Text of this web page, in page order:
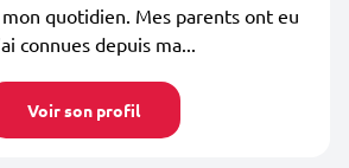
quotidien. Mes parents ont eu
connues depuis ma...
Voir son profil